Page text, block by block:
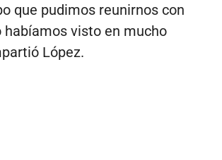
que pudimos reunirnos con
habíamos visto en mucho
López.